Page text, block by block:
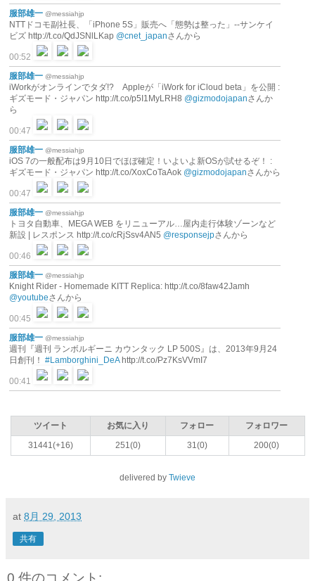
服部雄一 @messiahjp
NTTドコモ副社長、「iPhone 5S」販売へ「態勢は整った」--サンケイ
ビズ http://t.co/QdJSNlLKap @cnet_japanさんから
00:52
服部雄一 @messiahjp
iWorkがオンラインでタダ!? Appleが「iWork for iCloud beta」を公開 :
ギズモード・ジャパン http://t.co/p5I1MyLRH8 @gizmodojapanさんか
ら
00:47
服部雄一 @messiahjp
iOS 7の一般配布は9月10日でほぼ確定！いよいよ新OSが試せるぞ！ :
ギズモード・ジャパン http://t.co/XoxCoTaAok @gizmodojapanさんから
00:47
服部雄一 @messiahjp
トヨタ自動車、MEGA WEB をリニューアル…屋内走行体験ゾーンなど
新設 | レスポンス http://t.co/cRjSsv4AN5 @responsejpさんから
00:46
服部雄一 @messiahjp
Knight Rider - Homemade KITT Replica: http://t.co/8faw42Jamh
@youtubeさんから
00:45
服部雄一 @messiahjp
週刊『週刊 ランボルギーニ カウンタック LP 500S』は、2013年9月24
日創刊！ #Lamborghini_DeAhttp://t.co/Pz7KsVVmI7
00:41
ツイート お気に入り フォロー
フォロワー
31441(+16)
251(0) 31(0) 200(0)
delivered by Twieve
at 8月 29, 2013
共有
0 件のコメント: